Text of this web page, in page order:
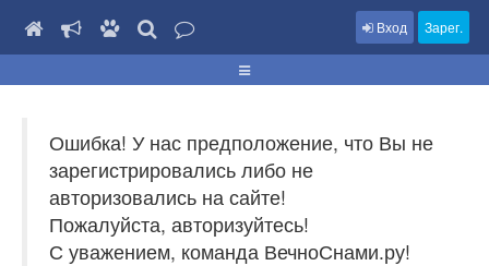
Вход Зарег.
Ошибка! У нас предположение, что Вы не
зарегистрировались либо не
авторизовались на сайте!
Пожалуйста, авторизуйтесь!
С уважением, команда ВечноСнами.ру!